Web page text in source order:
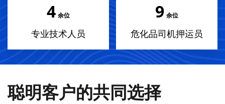
4 余位
专业技术人员
10 余位
危化品司机押运员
聪明客户的共同选择